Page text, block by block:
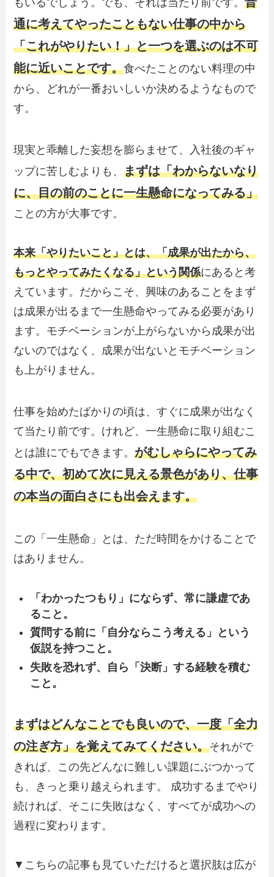
もいるでしょう。でも、それは当たり前です。
通に考えてやったこともない仕事の中から
「これがやりたい！」と一つを選ぶのは不可
能に近いことです。食べたことのない料理の中
から、どれが一番おいしいか決めるようなもので
す。
現実と乖離した妄想を膨らませて、入社後のギャ
ップに苦しむよりも、まずは「わからないなり
に、目の前のことに一生懸命になってみる」
ことの方が大事です。
本来「やりたいこと」とは、「成果が出たから、
もっとやってみたくなる」という関係にあると考
えています。だからこそ、興味のあることをまず
は成果が出るまで一生懸命やってみる必要があり
ます。モチベーションが上がらないから成果が出
ないのではなく、成果が出ないとモチベーション
も上がりません。
仕事を始めたばかりの頃は、すぐに成果が出なく
て当たり前です。けれど、一生懸命に取り組むこ
とは誰にでもできます。がむしゃらにやってみ
る中で、初めて次に見える景色があり、仕事
の本当の面白さにも出会えます。
この「一生懸命」とは、ただ時間をかけることで
はありません。
「わかったつもり」にならず、常に謙虚であ
ること。
質問する前に「自分ならこう考える」という
仮説を持つこと。
失敗を恐れず、自ら「決断」する経験を積む
こと。
まずはどんなことでも良いので、一度「全力
の注ぎ方」を覚えてみてください。それがで
きれば、この先どんなに難しい課題にぶつかって
も、きっと乗り越えられます。 成功するまでやり
続ければ、そこに失敗はなく、すべてが成功への
過程に変わります。
▼こちらの記事も見ていただけると選択肢は広が